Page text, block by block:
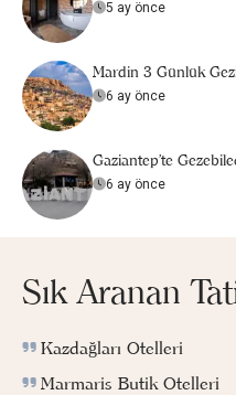
5 ay önce
Mardin 3 Günlük
6 ay önce
Gaziantep'te
6 ay önce
Sık Aranan
Kazdağları Otelleri
Marmaris Butik Otelleri